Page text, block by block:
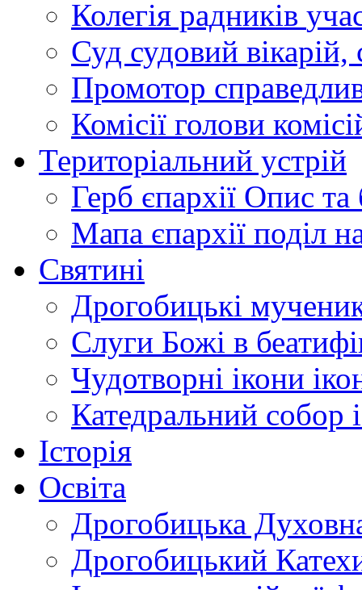
Колегія радників
Суд судовий вікарій,
Промотор
Комісії голови
Територіальний устрій
Герб єпархії Опис та
Мапа єпархії поділ
Святині
Дрогобицькі
Слуги Божі в
Чудотворні ікони
Катедральний собор
Історія
Освіта
Дрогобицька
Дрогобицький